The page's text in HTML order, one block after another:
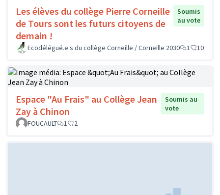
Les élèves du collège Pierre Corneille
de Tours sont les futurs citoyens de
demain !
Soumis
au vote
Ecodélégué.e.s du collège Corneille / Corneille 2030 1 10
Espace "Au Frais" au Collège Jean
Zay à Chinon
Soumis au
vote
FOUCAULT
1 2